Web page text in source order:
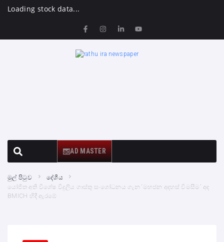
Loading stock data...
AD MASTER
මුල් පිටුව
දේශීය
යෝජිත අති විශේෂ විදුලිය ගාස්තු සංශෝධනය ගැන ‘මහජන අදහස් විමසීම’ අද
BMICH හිදී ඇරඹේ